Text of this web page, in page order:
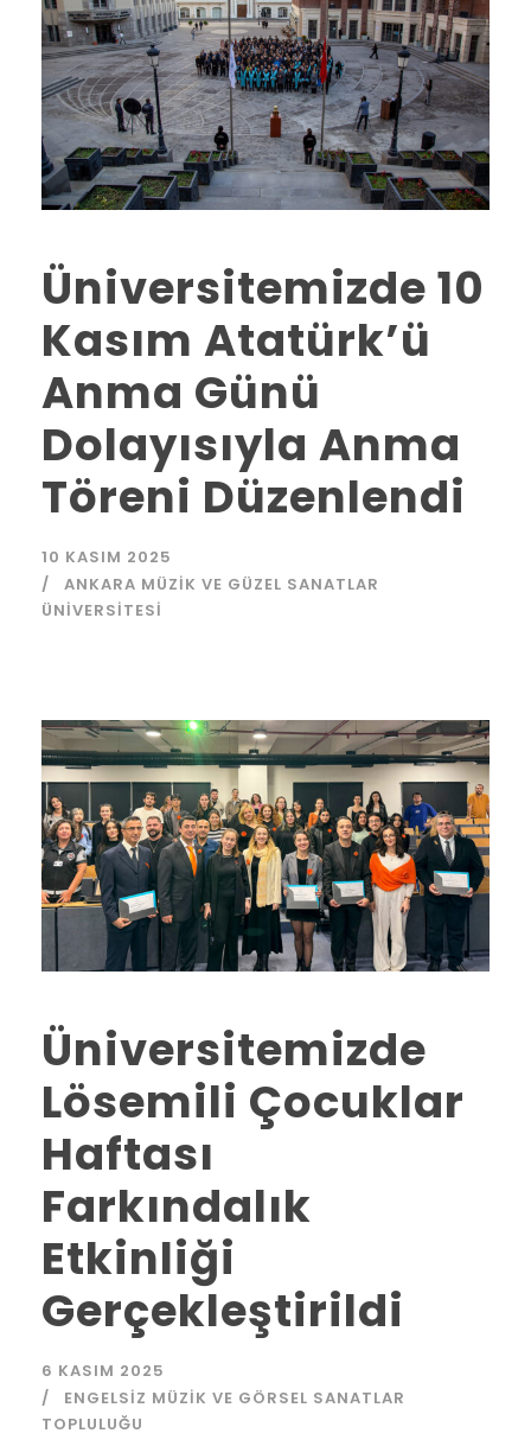
Üniversitemizde 10
Kasım Atatürk’ü
Anma Günü
Dolayısıyla Anma
Töreni Düzenlendi
10 KASIM 2025
ANKARA MÜZIK VE GÜZEL SANATLAR
ÜNIVERSITESI
Üniversitemizde
Lösemili Çocuklar
Haftası
Farkındalık
Etkinliği
Gerçekleştirildi
6 KASIM 2025
ENGELSIZ MÜZIK VE GÖRSEL SANATLAR
TOPLULUĞU